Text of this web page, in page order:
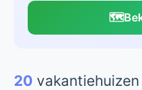
🗺️
20